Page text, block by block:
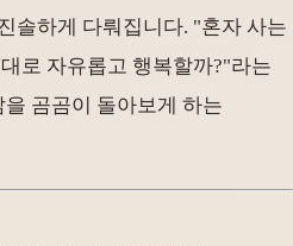
솔하게 다뤄집니다. "혼자 사는
로 자유롭고 행복할까?"라는
곰곰이 돌아보게 하는